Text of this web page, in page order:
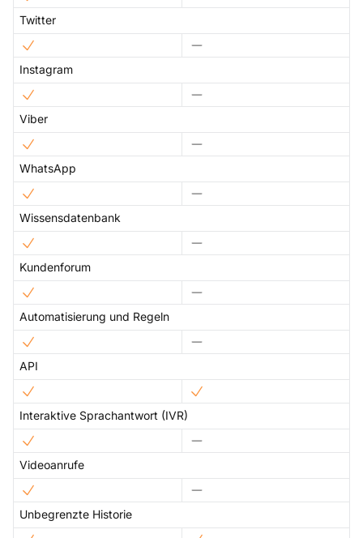
Twitter
Instagram
Viber
WhatsApp
Wissensdatenbank
Kundenforum
Automatisierung und Regeln
API
Interaktive Sprachantwort (IVR)
Videoanrufe
Unbegrenzte Historie